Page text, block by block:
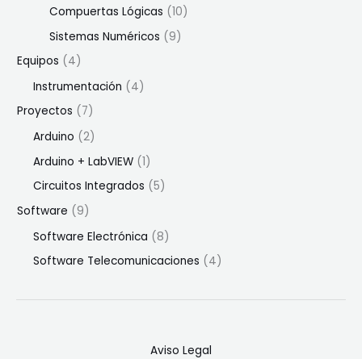
Compuertas Lógicas (10)
Sistemas Numéricos (9)
Equipos (4)
Instrumentación (4)
Proyectos (7)
Arduino (2)
Arduino + LabVIEW (1)
Circuitos Integrados (5)
Software (9)
Software Electrónica (8)
Software Telecomunicaciones (4)
Aviso Legal